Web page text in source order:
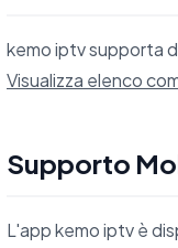
kemo iptv supporta
Visualizza elenco
Supporto
L'app kemo iptv è